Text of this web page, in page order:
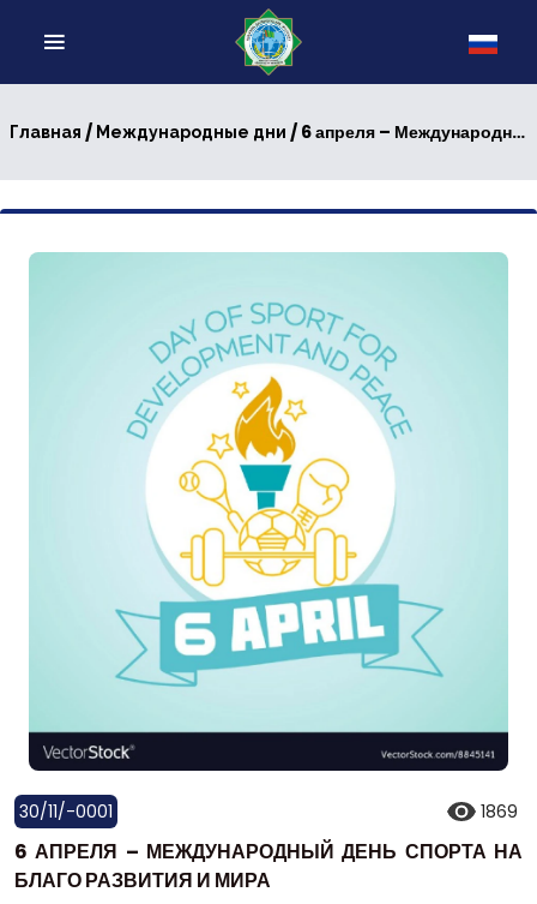
Главная / Международные дни / 6 апреля – Международный день спорта на благо развития и мира
30/11/-0001 1869
6 АПРЕЛЯ – МЕЖДУНАРОДНЫЙ ДЕНЬ СПОРТА НА
БЛАГО РАЗВИТИЯ И МИРА